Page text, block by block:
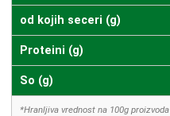
od kojih seceri (g)
Proteini (g)
So (g)
*Hranljiva vrednost na 100g proizvoda